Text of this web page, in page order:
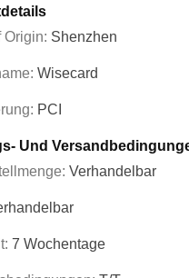
Origin: Shenzhen
Wisecard
PCI
Und
Verhandelbar
7 Wochentage